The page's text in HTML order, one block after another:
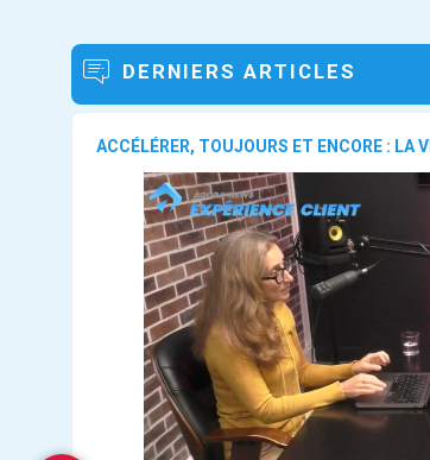
DERNIERS ARTICLES
ACCÉLÉRER, TOUJOURS ET ENCORE : LA